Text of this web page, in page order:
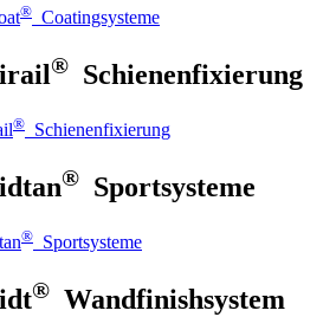
® Coatingsysteme
® Schienenfixierung
® Schienenfixierung
® Sportsysteme
® Sportsysteme
® Wandfinishsystem